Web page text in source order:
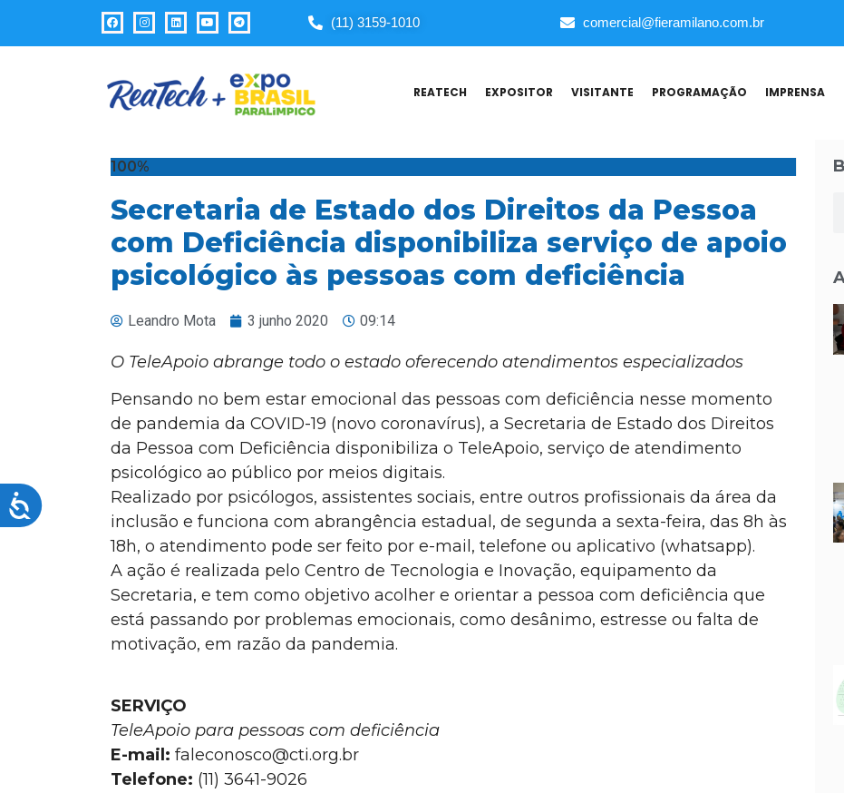
um
leitor
Acessibilidade
(11) 3159-1010 comercial@fieramilano.com.br
REATECH EXPOSITOR VISITANTE PROGRAMAÇÃO IMPRENSA
100%
Secretaria de Estado dos Direitos da Pessoa
com Deficiência disponibiliza serviço de apoio
psicológico às pessoas com deficiência
Leandro Mota 3 junho 2020 09:14
O TeleApoio abrange todo o estado oferecendo atendimentos especializados
Pensando no bem estar emocional das pessoas com deficiência nesse momento
de pandemia da COVID-19 (novo coronavírus), a Secretaria de Estado dos Direitos
da Pessoa com Deficiência disponibiliza o TeleApoio, serviço de atendimento
psicológico ao público por meios digitais.
Realizado por psicólogos, assistentes sociais, entre outros profissionais da área da
inclusão e funciona com abrangência estadual, de segunda a sexta-feira, das 8h às
18h, o atendimento pode ser feito por e-mail, telefone ou aplicativo (whatsapp).
A ação é realizada pelo Centro de Tecnologia e Inovação, equipamento da
Secretaria, e tem como objetivo acolher e orientar a pessoa com deficiência que
está passando por problemas emocionais, como desânimo, estresse ou falta de
motivação, em razão da pandemia.
SERVIÇO
TeleApoio para pessoas com deficiência
E-mail: faleconosco@cti.org.br
Telefone: (11) 3641-9026